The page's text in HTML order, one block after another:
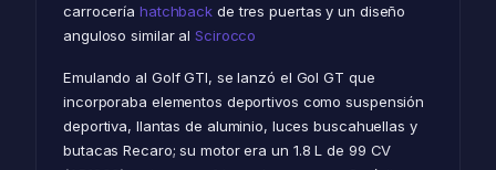
carrocería hatchback de tres puertas y un diseño
anguloso similar alScirocco
Emulando al Golf GTI, se lanzó el Gol GT que
incorporaba elementos deportivos como suspensión
deportiva, llantas de aluminio, luces buscahuellas y
butacas Recaro; su motor era un 1.8 L de 99 CV